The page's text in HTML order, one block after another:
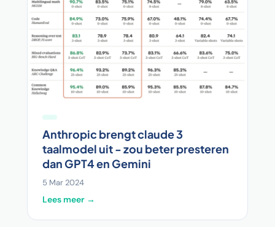
Anthropic brengt claude 3
taalmodel uit - zou beter presteren
dan GPT4 en Gemini
5 Mar 2024
Lees meer →